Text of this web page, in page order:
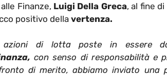
Finanze, Luigi Della Greca, al fine
positivo della vertenza.
azioni di lotta poste in essere
con senso di responsabilità e
di merito, abbiamo inviato una